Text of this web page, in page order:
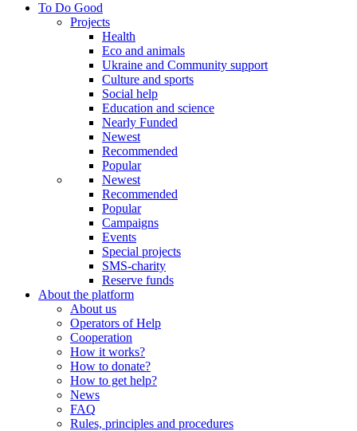
To Do Good
Projects
Health
Eco and animals
Ukraine and Community support
Culture and sports
Social help
Education and science
Nearly Funded
Newest
Recommended
Popular
Newest
Recommended
Popular
Campaigns
Events
Special projects
SMS-charity
Reserve funds
About the platform
About us
Operators of Help
Cooperation
How it works?
How to donate?
How to get help?
News
FAQ
Rules, principles and procedures